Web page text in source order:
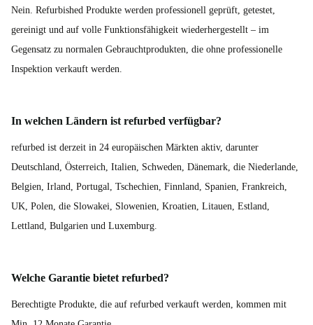
Nein. Refurbished Produkte werden professionell geprüft, getestet,
gereinigt und auf volle Funktionsfähigkeit wiederhergestellt – im
Gegensatz zu normalen Gebrauchtprodukten, die ohne professionelle
Inspektion verkauft werden.
In welchen Ländern ist refurbed verfügbar?
refurbed ist derzeit in 24 europäischen Märkten aktiv, darunter
Deutschland, Österreich, Italien, Schweden, Dänemark, die Niederlande,
Belgien, Irland, Portugal, Tschechien, Finnland, Spanien, Frankreich,
UK, Polen, die Slowakei, Slowenien, Kroatien, Litauen, Estland,
Lettland, Bulgarien und Luxemburg.
Welche Garantie bietet refurbed?
Berechtigte Produkte, die auf refurbed verkauft werden, kommen mit